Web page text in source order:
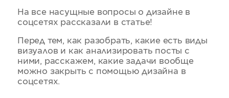
На все насущные вопросы о дизайне в
соцсетях рассказали в статье!
Перед тем, как разобрать, какие есть виды
визуалов и как анализировать посты с
ними, расскажем, какие задачи вообще
можно закрыть с помощью дизайна в
соцсетях.